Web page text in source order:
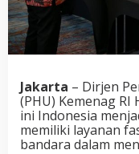
Jakarta – Dirjen
(PHU) Kemenag
ini Indonesia
memiliki layanan
bandara dalam